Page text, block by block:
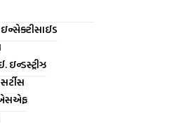
ઇન્ડસ્ટ્રીઝ